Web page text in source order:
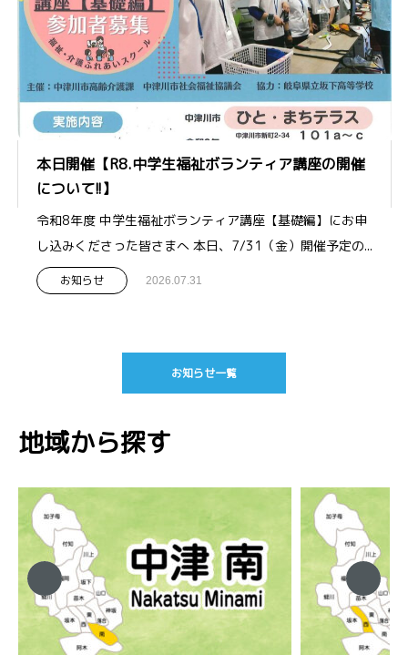
本日開催【R8.中学生福祉ボランティア講座の開催
について!!】
令和8年度 中学生福祉ボランティア講座【基礎編】にお申
し込みくださった皆さまへ 本日、7/31（金）開催予定の...
お知らせ 2026.07.31
お知らせ一覧
地域から探す